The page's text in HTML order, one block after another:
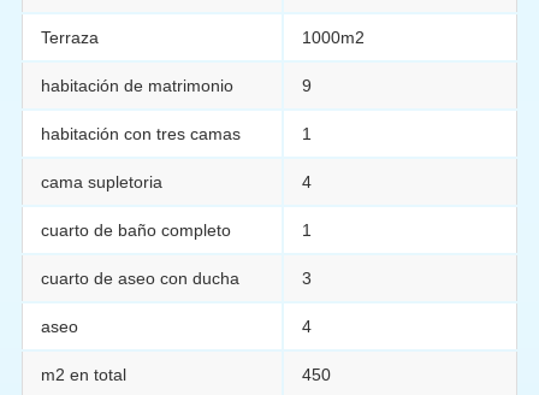
Terraza 1000m2
habitación de matrimonio 9
habitación con tres camas 1
cama supletoria 4
cuarto de baño completo 1
cuarto de aseo con ducha 3
aseo 4
m2 en total 450